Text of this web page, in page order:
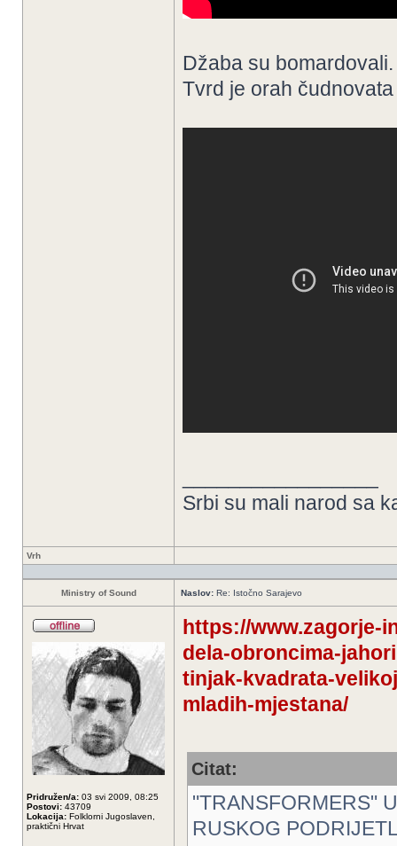
Džaba su bomardovali.
Tvrd je orah
Srbi su mali narod sa
Vrh
Ministry of Sound Naslov: Re: Istočno Sarajevo
Pridružen/a: 03 svi 2009, 08:25
Postovi: 43709
Lokacija: Folklorni Jugoslaven,
praktični Hrvat
https://www.zagorje-
dela-obroncima-
tinjak-kvadrata-
mladih-mjestana/
Citat:
"TRANSFORMERS"
RUSKOG